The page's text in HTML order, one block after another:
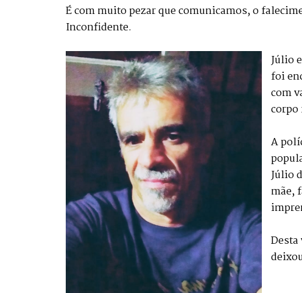
É com muito pezar que comunicamos, o
Inconfidente.
Júlio
foi
com
corpo
A
Júlio
mãe,